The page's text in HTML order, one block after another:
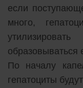
если
много,
образовываться
По началу
гепатоциты